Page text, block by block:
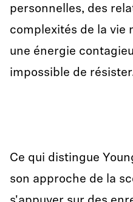
personnelles, des
complexités de la vie
une énergie
impossible de
Ce qui distingue
son approche de la